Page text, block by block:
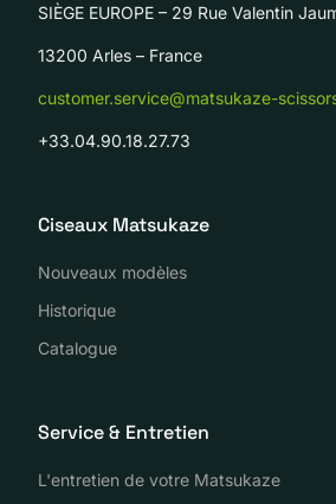
SIÈGE EUROPE – 29 Rue Valentin
13200 Arles – France
customer.service@matsukaze-
+33.04.90.18.27.73
Ciseaux Matsukaze
Nouveaux modèles
Historique
Catalogue
Service & Entretien
L'entretien de votre Matsukaze